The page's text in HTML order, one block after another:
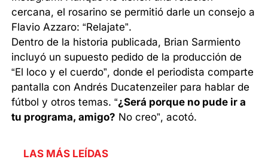
cercana, el rosarino se permitió darle un consejo a
Flavio Azzaro: “Relajate”.
Dentro de la historia publicada, Brian Sarmiento
incluyó un supuesto pedido de la producción de
“El loco y el cuerdo”, donde el periodista comparte
pantalla con Andrés Ducatenzeiler para hablar de
fútbol y otros temas. “¿Será porque no pude ir a
tu programa, amigo? No creo”, acotó.
LAS MÁS LEÍDAS